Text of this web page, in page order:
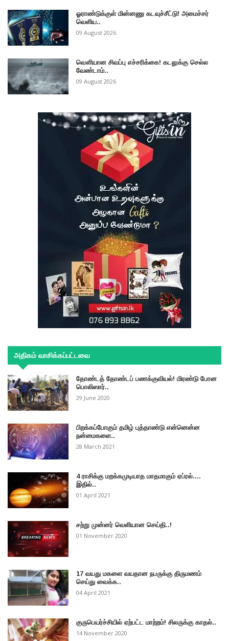
ஓராண்டுக்குள் மின்னணு கடவுச்சீட்டு! அமைச்சர்
வெளிய..
09 August 2026
வௌியான சிவப்பு எச்சரிக்கை! கடலுக்கு செல்ல
வேண்டாம்..
09 August 2026
அதிகம் வாசிக்கப்பட்டவை
தோண்டத் தோண்டப் பணக்குவியல்! மிரண்டு போன
பொலிஸார்..
29 June 2020
பிறக்கப்போகும் தமிழ் புத்தாண்டு என்னென்ன
நன்மைகளை..
28 March 2021
4 ராசிக்கு மறக்கமுடியாத மாதமாகும் ஏப்ரல்....
இதில்..
01 April 2021
சற்று முன்னர் வெளியான செய்தி..!
01 November 2020
17 வயது மகளை வயதான நபருக்கு திருமணம்
செய்து வைக்க..
04 April 2021
குருபெயர்ச்சியில் ஏற்பட்ட மாற்றம்! சிலருக்கு காதல்..
14 November 2020